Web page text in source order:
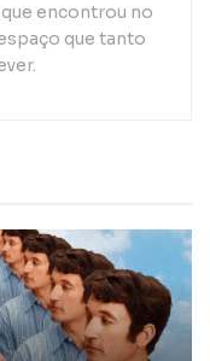
encontrou no
que tanto